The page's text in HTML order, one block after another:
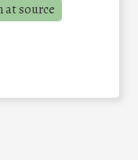
at source